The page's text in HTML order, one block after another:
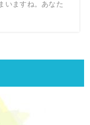
いますね。あなた